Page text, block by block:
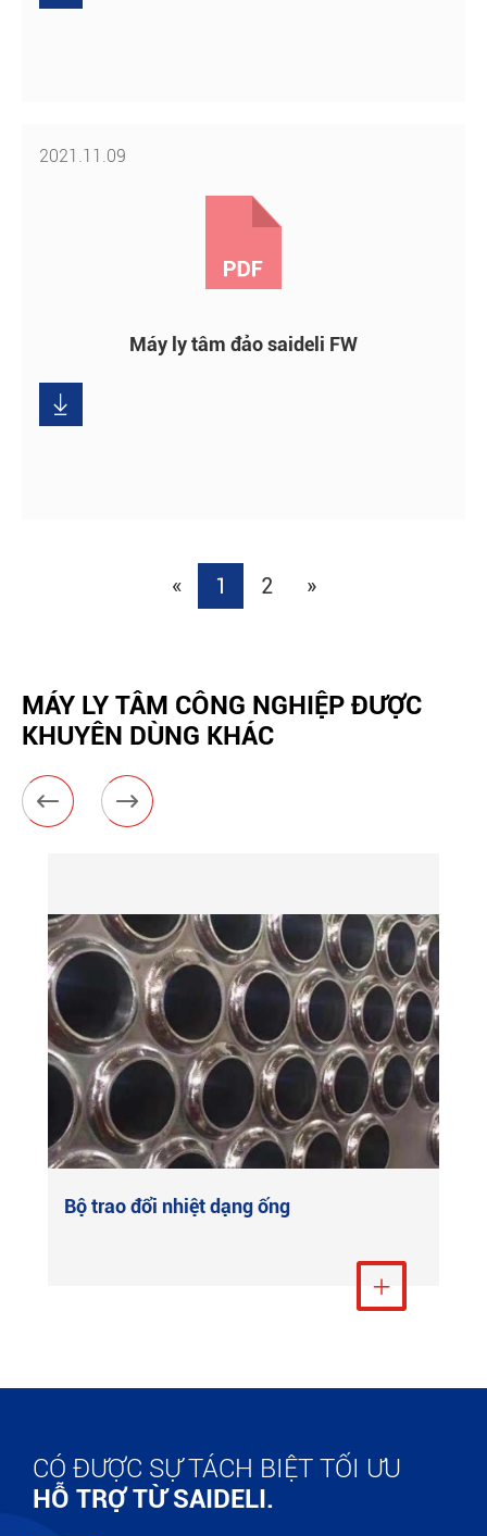
2021.11.09
Máy ly tâm đảo saideli FW

« 1 2 »
MÁY LY TÂM CÔNG NGHIỆP ĐƯỢC
KHUYÊN DÙNG KHÁC
 
Bộ trao đổi nhiệt dạng ống
Xem thêm

CÓ ĐƯỢC SỰ TÁCH BIỆT TỐI ƯU
HỖ TRỢ TỪ SAIDELI.